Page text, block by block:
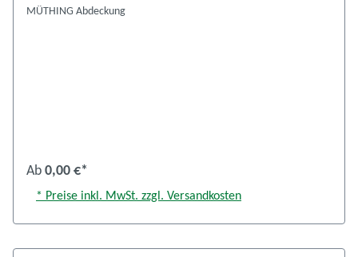
MÜTHING Abdeckung
Ab 0,00 €*
* Preise inkl. MwSt. zzgl. Versandkosten